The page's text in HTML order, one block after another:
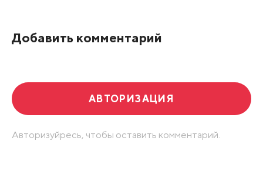
Добавить комментарий
АВТОРИЗАЦИЯ
Авторизуйресь, чтобы оставить комментарий.